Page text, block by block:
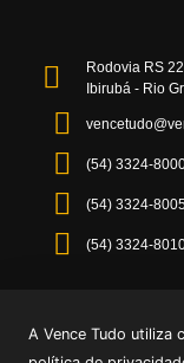
Rodovia RS
Ibirubá - Rio
(54) 3324-
(54) 3324-
(54) 3324-
A Vence Tudo utiliza